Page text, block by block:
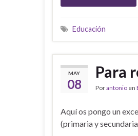
Educación
MAY
08
Para
Porantonio en
Aquí os pongo un
(primaria y